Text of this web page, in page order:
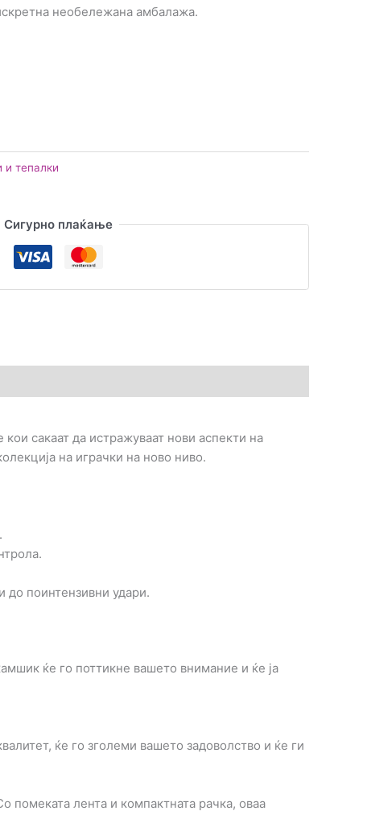
необележана амбалажа.
тепалки
Сигурно плаќање
кои сакаат да истражуваат нови аспекти на
на играчки на ново ниво.
до поинтензивни удари.
ќе го поттикне вашето внимание и ќе ја
ќе го зголеми вашето задоволство и ќе ги
помеката лента и компактната рачка, оваа